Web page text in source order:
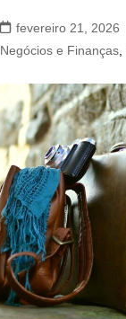
fevereiro 21, 2026
Negócios e Finanças,